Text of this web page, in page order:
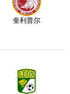
奎利普尔